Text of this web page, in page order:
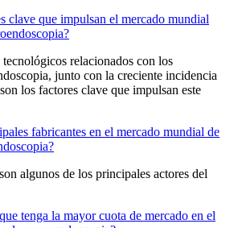
clave que impulsan el mercado mundial
relacionados con los
junto con la creciente incidencia
los factores clave que impulsan este
fabricantes en el mercado mundial de
algunos de los principales actores del
tenga la mayor cuota de mercado en el